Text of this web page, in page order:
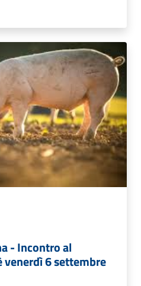
- Incontro al
venerdì 6 settembre